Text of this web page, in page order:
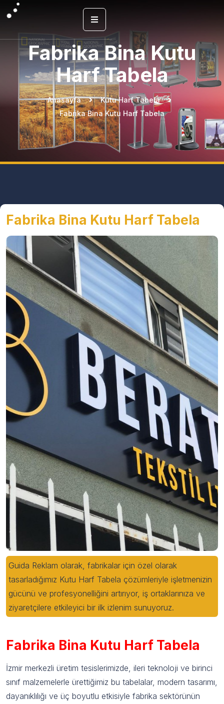
Fabrika Bina Kutu
Harf Tabela
Anasayfa
Kutu Harf Tabela
Fabrika Bina Kutu Harf Tabela
Fabrika Bina Kutu Harf Tabela
Guida Reklam olarak, fabrikalar için özel olarak
tasarladığımız Kutu Harf Tabela çözümleriyle işletmenizin
gücünü ve profesyonelliğini artırıyor, iş ortaklarınıza ve
ziyaretçilere etkileyici bir ilk izlenim sunuyoruz.
Fabrika Bina Kutu Harf Tabela
İzmir merkezli üretim tesislerimizde, ileri teknoloji ve birinci
sınıf malzemelerle ürettiğimiz bu tabelalar, modern tasarımı,
dayanıklılığı ve üç boyutlu etkisiyle fabrika sektörünün